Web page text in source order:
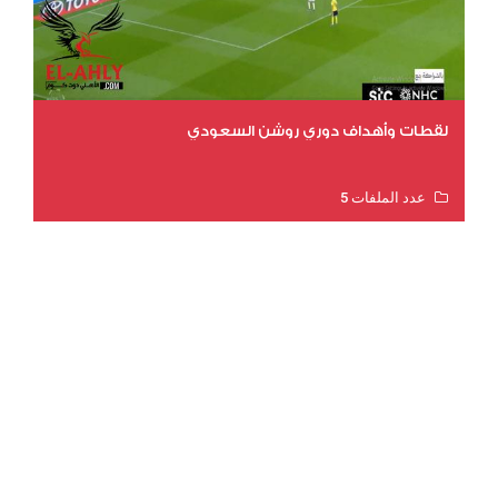
لقطات وأهداف دوري روشن السعودي
عدد الملفات 5